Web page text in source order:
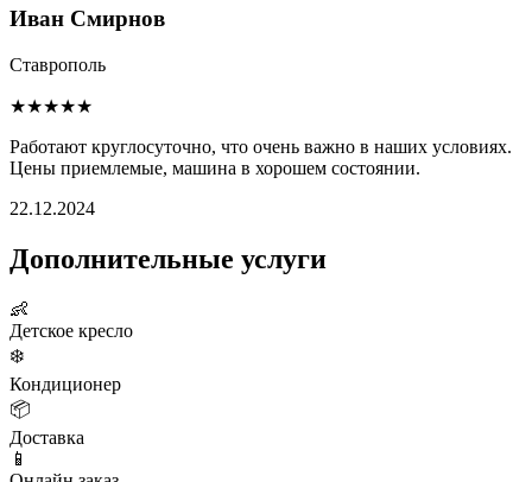
Иван Смирнов
Ставрополь
★★★★★
Работают круглосуточно, что очень важно в наших условиях.
Цены приемлемые, машина в хорошем состоянии.
22.12.2024
Дополнительные услуги
👶
Детское кресло
❄️
Кондиционер
📦
Доставка
📱